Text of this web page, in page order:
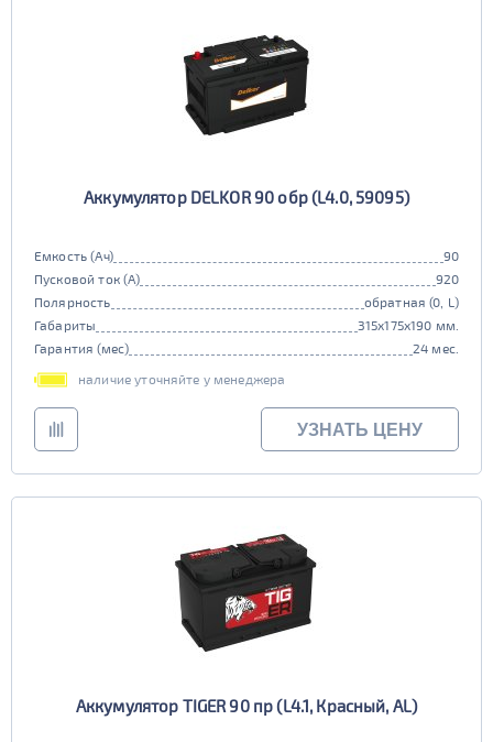
Аккумулятор DELKOR 90 обр (L4.0, 59095)
Емкость (Ач)
90
Пусковой ток (А)
920
Полярность
обратная (0, L)
Габариты
315x175x190 мм.
Гарантия (мес)
24 мес.
наличие уточняйте у менеджера
УЗНАТЬ ЦЕНУ
Аккумулятор TIGER 90 пр (L4.1, Красный, AL)